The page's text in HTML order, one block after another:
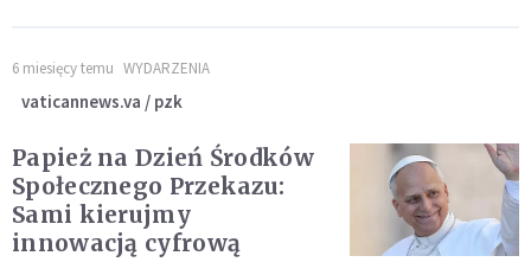
6 miesięcy temu WYDARZENIA
vaticannews.va / pzk
Papież na Dzień Środków
Społecznego Przekazu:
Sami kierujmy
innowacją cyfrową